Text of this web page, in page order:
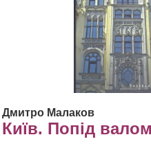
Дмитро Малаков
Київ. Попід